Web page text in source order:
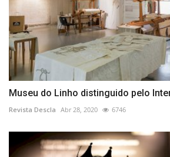
Museu do Linho distinguido pelo
Revista Descla Abr 28, 2020 6746